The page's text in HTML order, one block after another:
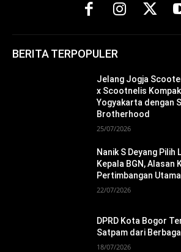
BERITA TERPOPULER
Jelang Jogja
x Scootnelis
Yogyakarta dengan
Brotherhood
25/07/2026
Nanik S Deyang Pilih
Kepala BGN, Alasan
Pertimbangan Utama
22/07/2026
DPRD Kota Bogor
Satpam dari
18/07/2026